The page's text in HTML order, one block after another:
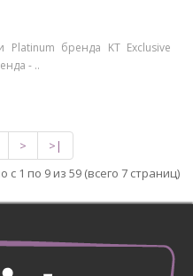
бренда KT Exclusive
- ..
>
>|
с 1 по 9 из 59 (всего 7 страниц)